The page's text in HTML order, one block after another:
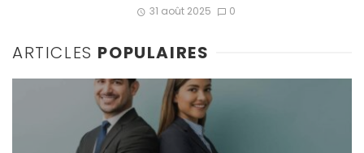
31 août 2025 0
ARTICLES POPULAIRES